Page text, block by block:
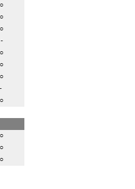
○
○
○
-
○
○
○
-
○
○
○
○